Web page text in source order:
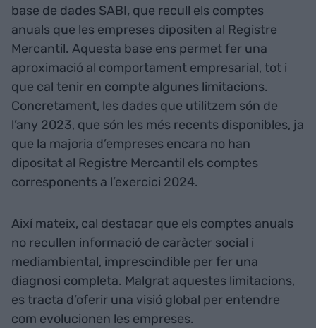
base de dades SABI, que recull els comptes
anuals que les empreses dipositen al Registre
Mercantil. Aquesta base ens permet fer una
aproximació al comportament empresarial, tot i
que cal tenir en compte algunes limitacions.
Concretament, les dades que utilitzem són de
l’any 2023, que són les més recents disponibles, ja
que la majoria d’empreses encara no han
dipositat al Registre Mercantil els comptes
corresponents a l’exercici 2024.
Així mateix, cal destacar que els comptes anuals
no recullen informació de caràcter social i
mediambiental, imprescindible per fer una
diagnosi completa. Malgrat aquestes limitacions,
es tracta d’oferir una visió global per entendre
com evolucionen les empreses.